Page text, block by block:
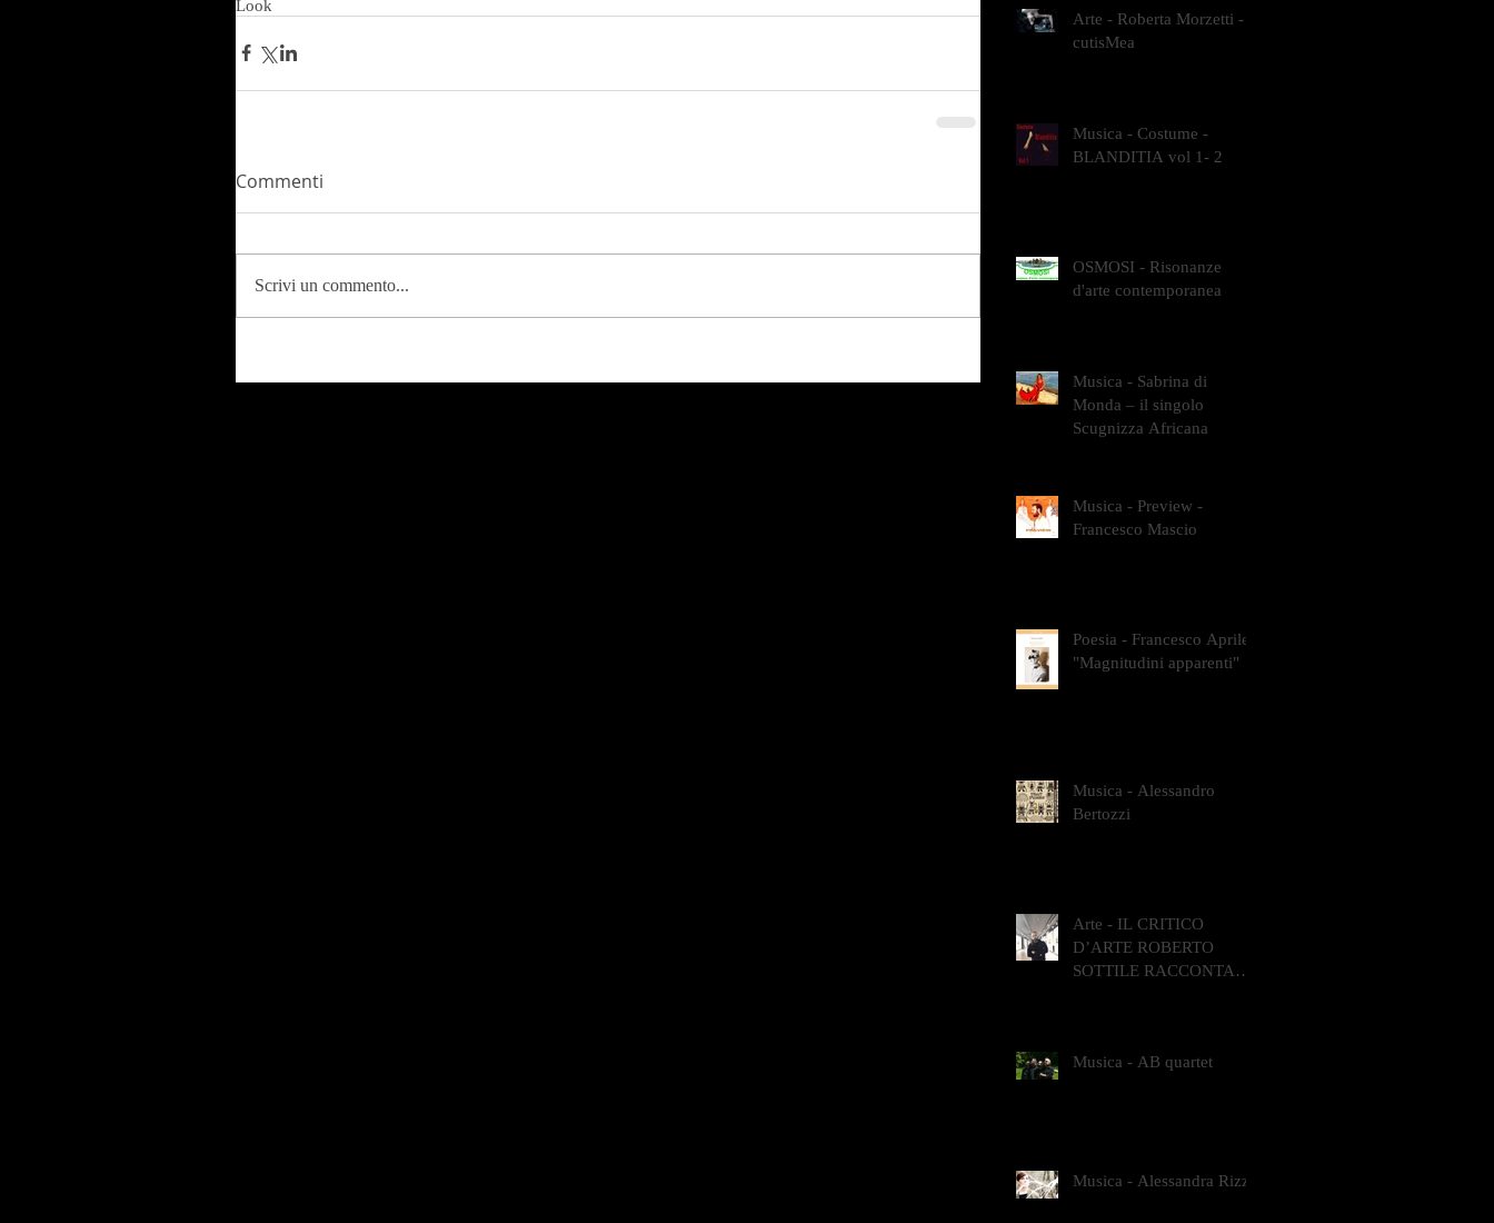
Look
Commenti
Scrivi un commento...
Arte - Roberta Morzetti -
cutisMea
Musica - Costume -
BLANDITIA vol 1- 2
OSMOSI - Risonanze
d'arte contemporanea
Musica - Sabrina di
Monda – il singolo
Scugnizza Africana
Musica - Preview -
Francesco Mascio
Poesia - Francesco Aprile -
"Magnitudini apparenti"
Musica - Alessandro
Bertozzi
Arte - IL CRITICO
D’ARTE ROBERTO
SOTTILE RACCONTA
Musica - AB quartet
Musica - Alessandra Rizzo